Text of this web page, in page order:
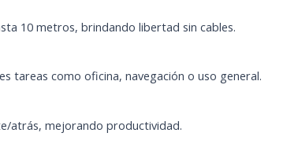
10 metros, brindando libertad sin cables.
tareas como oficina, navegación o uso general.
atrás, mejorando productividad.